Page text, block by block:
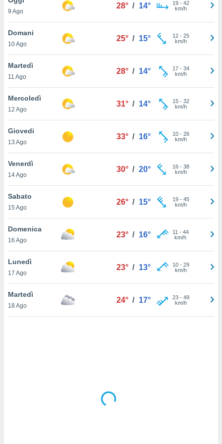
è
al sito
di
ci
di
il
un
la
nella
cookie
in
9 Ago
28° / 14° 19- 42
km/h
Domani
10 Ago
25° / 15° 12- 25
km/h
Martedì
11 Ago
28° / 14° 17- 34
km/h
Mercoledì
12 Ago
31° / 14° 15- 32
km/h
Giovedi
13 Ago
33° / 16° 10- 26
km/h
Venerdì
14 Ago
30° / 20° 16- 38
km/h
Sabato
15 Ago
26° / 15° 19- 45
km/h
Domenica
16 Ago
23° / 16° 11 - 44
km/h
Lunedì
17 Ago
23° / 13° 10- 29
km/h
Martedì
18 Ago
24° / 17° 23- 49
km/h